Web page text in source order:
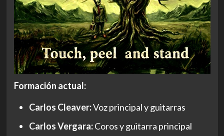
Formación actual:
Carlos Cleaver:Voz principal y guitarras
Carlos Vergara:Coros y guitarra principal